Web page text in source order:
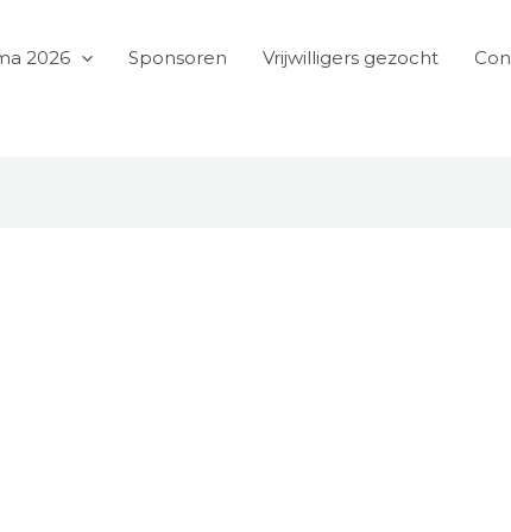
2026 Sponsoren Vrijwilligers gezocht